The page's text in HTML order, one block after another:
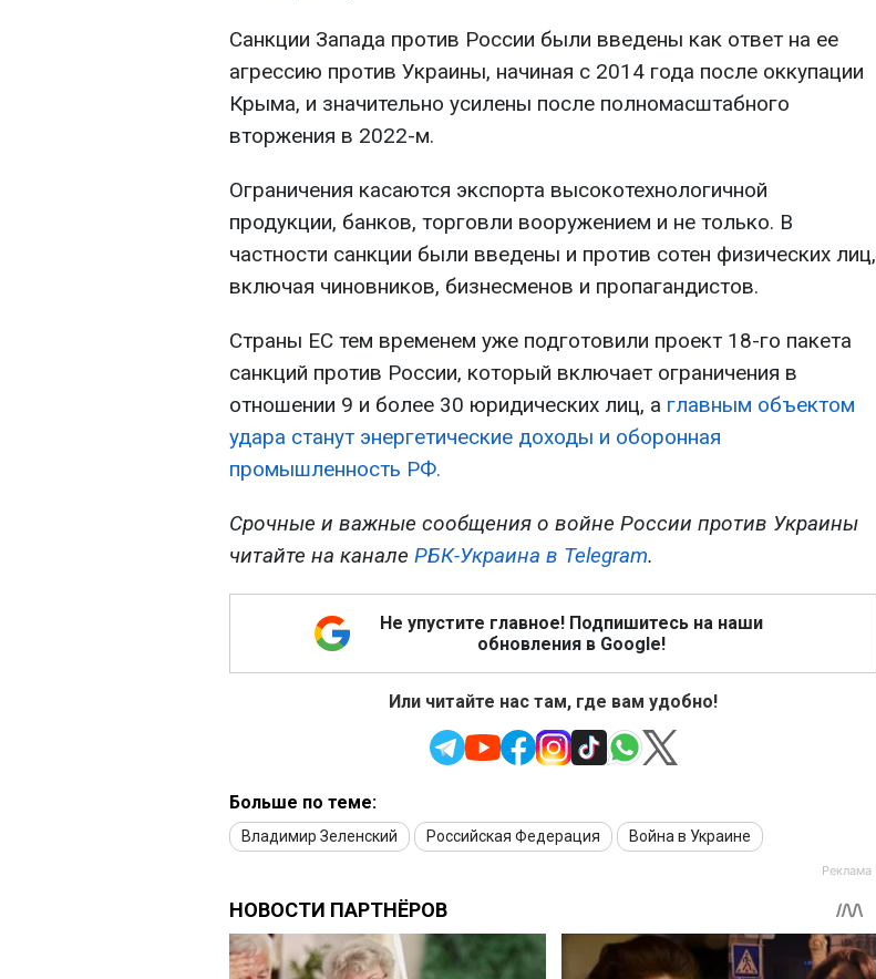
Санкции Запада против России были введены как ответ на ее
агрессию против Украины, начиная с 2014 года после оккупации
Крыма, и значительно усилены после полномасштабного
вторжения в 2022-м.
Ограничения касаются экспорта высокотехнологичной
продукции, банков, торговли вооружением и не только. В
частности санкции были введены и против сотен физических лиц,
включая чиновников, бизнесменов и пропагандистов.
Страны ЕС тем временем уже подготовили проект 18-го пакета
санкций против России, который включает ограничения в
отношении 9 и более 30 юридических лиц, а главным объектом
удара станут энергетические доходы и оборонная
промышленность РФ.
Срочные и важные сообщения о войне России против Украины
читайте на канале РБК-Украина в Telegram.
Не упустите главное! Подпишитесь на наши
обновления в Google!
Или читайте нас там, где вам удобно!
Больше по теме:
Владимир Зеленский Российская Федерация Война в Украине